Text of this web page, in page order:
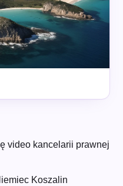
video kancelarii prawnej
Koszalin